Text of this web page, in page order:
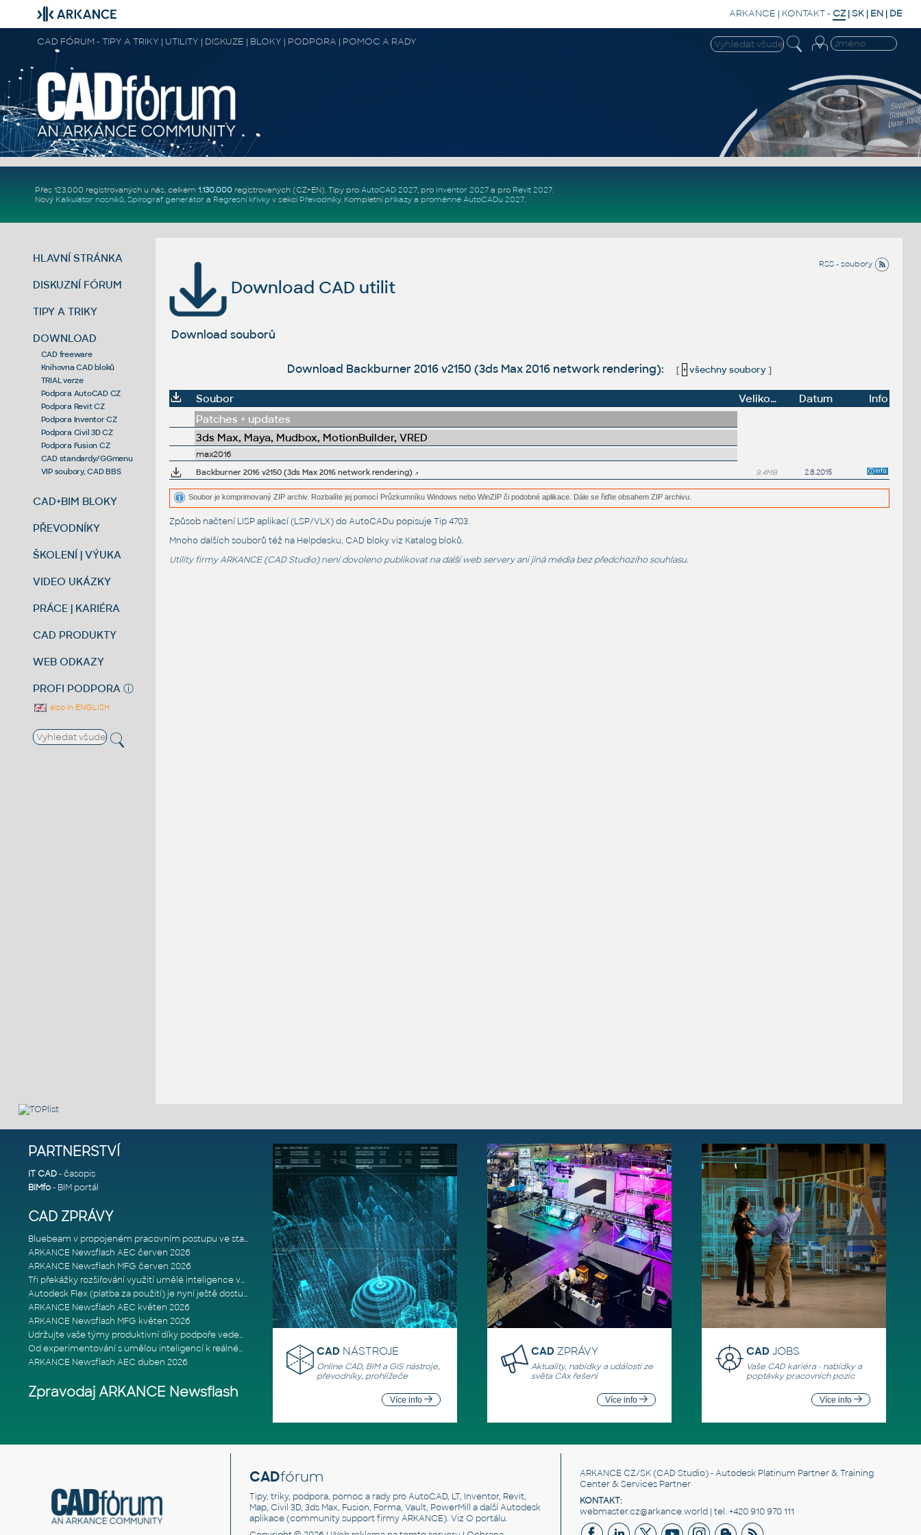
ARKANCE | KONTAKT- CZ |SK | EN | DE
CAD FÓRUM - TIPY A TRIKY | UTILITY | DISKUZE | BLOKY | PODPORA | POMOC A RADY
Přes 123.000 registrovaných u nás, celkem 1.130.000registrovaných (CZ+EN). Tipy pro AutoCAD 2027, pro Inventor 2027a pro Revit 2027.
Nový Kalkulátor nosníků, Spirograf generátor a Regresní křivkyv sekci Převodníky. Kompletní příkazya proměnné AutoCADu 2027.
HLAVNÍ STRÁNKA
DISKUZNÍ FÓRUM
TIPY A TRIKY
DOWNLOAD
CAD freeware
Knihovna CAD bloků
TRIAL verze
Podpora AutoCAD CZ
Podpora Revit CZ
Podpora Inventor CZ
Podpora Civil 3D CZ
Podpora Fusion CZ
CAD standardy/GGmenu
VIP soubory, CAD BBS
CAD+BIM BLOKY
PŘEVODNÍKY
ŠKOLENÍ | VÝUKA
VIDEO UKÁZKY
PRÁCE | KARIÉRA
CAD PRODUKTY
WEB ODKAZY
PROFI PODPORA ⓘ
also in ENGLISH
RSS - soubory
Download CAD utilit
Download souborů
Download Backburner 2016 v2150 (3ds Max 2016 network rendering): [ + všechny soubory]
Soubor Velikost Datum
Info
Patches + updates
3ds Max, Maya, Mudbox, MotionBuilder, VRED
max2016
Backburner 2016 v2150 (3ds Max 2016 network rendering)
9.4MB 2.8.2015
Soubor je komprimovaný ZIP archiv. Rozbalíte jej pomocí Průzkumníku Windows nebo WinZIP či podobné aplikace. Dále se řiďte obsahem ZIP archivu.
Způsob načtení LISP aplikací (LSP/VLX) do AutoCADu popisujeTip 4703.
Mnoho dalších souborů též na Helpdesku, CAD bloky viz Katalog bloků.
Utility firmy ARKANCE (CAD Studio) není dovoleno publikovat na další web servery ani jiná média bez předchozího souhlasu.
PARTNERSTVÍ
IT CAD- časopis
BIMfo- BIM portál
CAD ZPRÁVY
Bluebeam v propojeném pracovním postupu ve stavebnictví: Proč je int
ARKANCE Newsflash AEC červen 2026
ARKANCE Newsflash MFG červen 2026
Tři překážky rozšiřování využití umělé inteligence ve stavebním prům
Autodesk Flex (platba za použití) je nyní ještě dostupnější
ARKANCE Newsflash AEC květen 2026
ARKANCE Newsflash MFG květen 2026
Udržujte vaše týmy produktivní díky podpoře vedené odborníky
Od experimentování s umělou inteligencí k reálnému dopadu na podniká
ARKANCE Newsflash AEC duben 2026
Zpravodaj ARKANCE Newsflash
CAD NÁSTROJE
Online CAD, BIM a GIS nástroje,
převodníky, prohlížeče
Více info
CAD ZPRÁVY
Aktuality, nabídky a události ze
světa CAx řešení
Více info
CADJOBS
Vaše CAD kariéra - nabídky a
poptávky pracovních pozic
Více info
CADfórum
Tipy, triky, podpora, pomoc a rady pro AutoCAD, LT, Inventor, Revit,
Map, Civil 3D, 3ds Max, Fusion, Forma, Vault, PowerMill a další Autodesk
aplikace (community support firmy ARKANCE). Viz O portálu.
ARKANCE CZ/SK(CAD Studio) - Autodesk Platinum Partner & Training
Center & Services Partner
KONTAKT:
webmaster.cz@arkance.world | tel. +420 910 970 111